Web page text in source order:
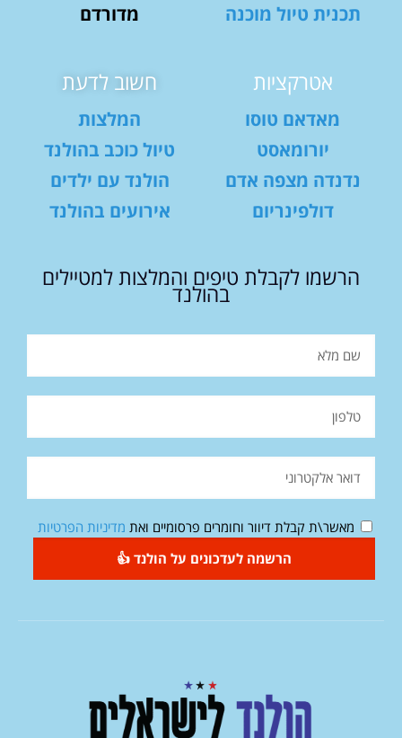
תכנית טיול מוכנה
מדורדם
אטרקציות
מאדאם טוסו
יורומאסט
נדנדה מצפה אדם
דולפינריום
חשוב לדעת
המלצות
טיול כוכב בהולנד
הולנד עם ילדים
אירועים בהולנד
הרשמו לקבלת טיפים והמלצות למטיילים
בהולנד
מאשר\ת קבלת דיוור וחומרים פרסומיים ואת מדיניות הפרטיות
הרשמה לעדכונים על הולנד 👍